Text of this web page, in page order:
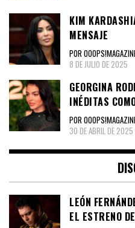
KIM
MENSAJE
POR
8 DE JULIO DE 2025
GEORGINA
INÉDITAS
POR
30 DE ABRIL DE 2025
LEÓN
EL ESTRENO